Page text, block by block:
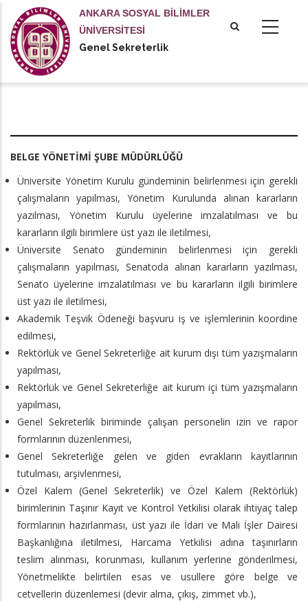
içeriğe
atla
ANKARA SOSYAL BİLİMLER
ÜNİVERSİTESİ
Genel Sekreterlik
BELGE YÖNETİMİ ŞUBE MÜDÜRLÜĞÜ
Üniversite Yönetim Kurulu gündeminin belirlenmesi için gerekli
çalışmaların yapılması, Yönetim Kurulunda alınan kararların
yazılması, Yönetim Kurulu üyelerine imzalatılması ve bu
kararların ilgili birimlere üst yazı ile iletilmesi,
Üniversite Senato gündeminin belirlenmesi için gerekli
çalışmaların yapılması, Senatoda alınan kararların yazılması,
Senato üyelerine imzalatılması ve bu kararların ilgili birimlere
üst yazı ile iletilmesi,
Akademik Teşvik Ödeneği başvuru iş ve işlemlerinin koordine
edilmesi,
Rektörlük ve Genel Sekreterliğe ait kurum dışı tüm yazışmaların
yapılması,
Rektörlük ve Genel Sekreterliğe ait kurum içi tüm yazışmaların
yapılması,
Genel Sekreterlik biriminde çalışan personelin izin ve rapor
formlarının düzenlenmesi,
Genel Sekreterliğe gelen ve giden evrakların kayıtlarının
tutulması, arşivlenmesi,
Özel Kalem (Genel Sekreterlik) ve Özel Kalem (Rektörlük)
birimlerinin Taşınır Kayıt ve Kontrol Yetkilisi olarak ihtiyaç talep
formlarının hazırlanması, üst yazı ile İdari ve Mali İşler Dairesi
Başkanlığına iletilmesi, Harcama Yetkilisi adına taşınırların
teslim alınması, korunması, kullanım yerlerine gönderilmesi,
Yönetmelikte belirtilen esas ve usullere göre belge ve
cetvellerin düzenlemesi (devir alma, çıkış, zimmet vb.),